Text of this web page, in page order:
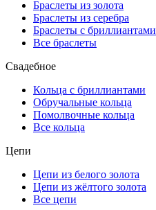
Браслеты из золота
Браслеты из серебра
Браслеты с бриллиантами
Все браслеты
Свадебное
Кольца с бриллиантами
Обручальные кольца
Помолвочные кольца
Все кольца
Цепи
Цепи из белого золота
Цепи из жёлтого золота
Все цепи